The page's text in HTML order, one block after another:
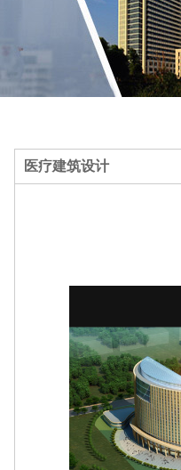
医疗建筑设计